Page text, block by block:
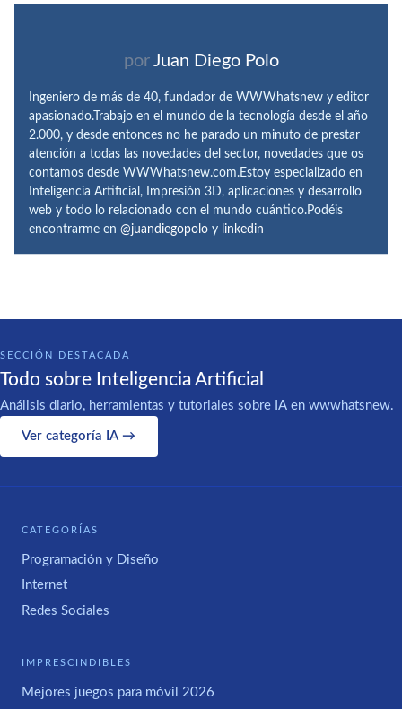
por Juan Diego Polo
Ingeniero de más de 40, fundador de WWWhatsnew y editor
apasionado.Trabajo en el mundo de la tecnología desde el año
2.000, y desde entonces no he parado un minuto de prestar
atención a todas las novedades del sector, novedades que os
contamos desde WWWhatsnew.com.Estoy especializado en
Inteligencia Artificial, Impresión 3D, aplicaciones y desarrollo
web y todo lo relacionado con el mundo cuántico.Podéis
encontrarme en @juandiegopolo y linkedin
SECCIÓN DESTACADA
Todo sobre Inteligencia Artificial
Análisis diario, herramientas y tutoriales sobre IA en wwwhatsnew.
Ver categoría IA →
CATEGORÍAS
Programación y Diseño
Internet
Redes Sociales
IMPRESCINDIBLES
Mejores juegos para móvil 2026